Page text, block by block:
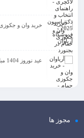
خرید وان و
عید نوروز 1404 مبارک باد
مجوز ها